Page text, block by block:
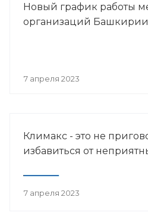
Новый график работы
организаций Башкирии
7 апреля 2023
Климакс - это не
избавиться от
7 апреля 2023